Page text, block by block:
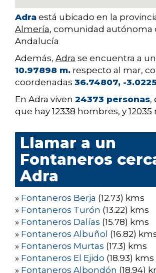
Adra está ubicado en la
Almería, comunidad autónoma
Andalucía
Además, Adra se encuentra a
10.97898 m. respecto al mar,
coordenadas 36.74807, -
En Adra viven 24373 personas,
que hay 12338 hombres, y 12035
Llamar a un
Fontaneros
Adra
» Fontaneros Berja (12.73) kms
» Fontaneros Turón (13.22) kms
» Fontaneros Dalías (15.78) kms
» Fontaneros Albuñol (16.82)
» Fontaneros Murtas (17.3) kms
» Fontaneros El Ejido (18.93) kms
» Fontaneros Albondón (18.94)